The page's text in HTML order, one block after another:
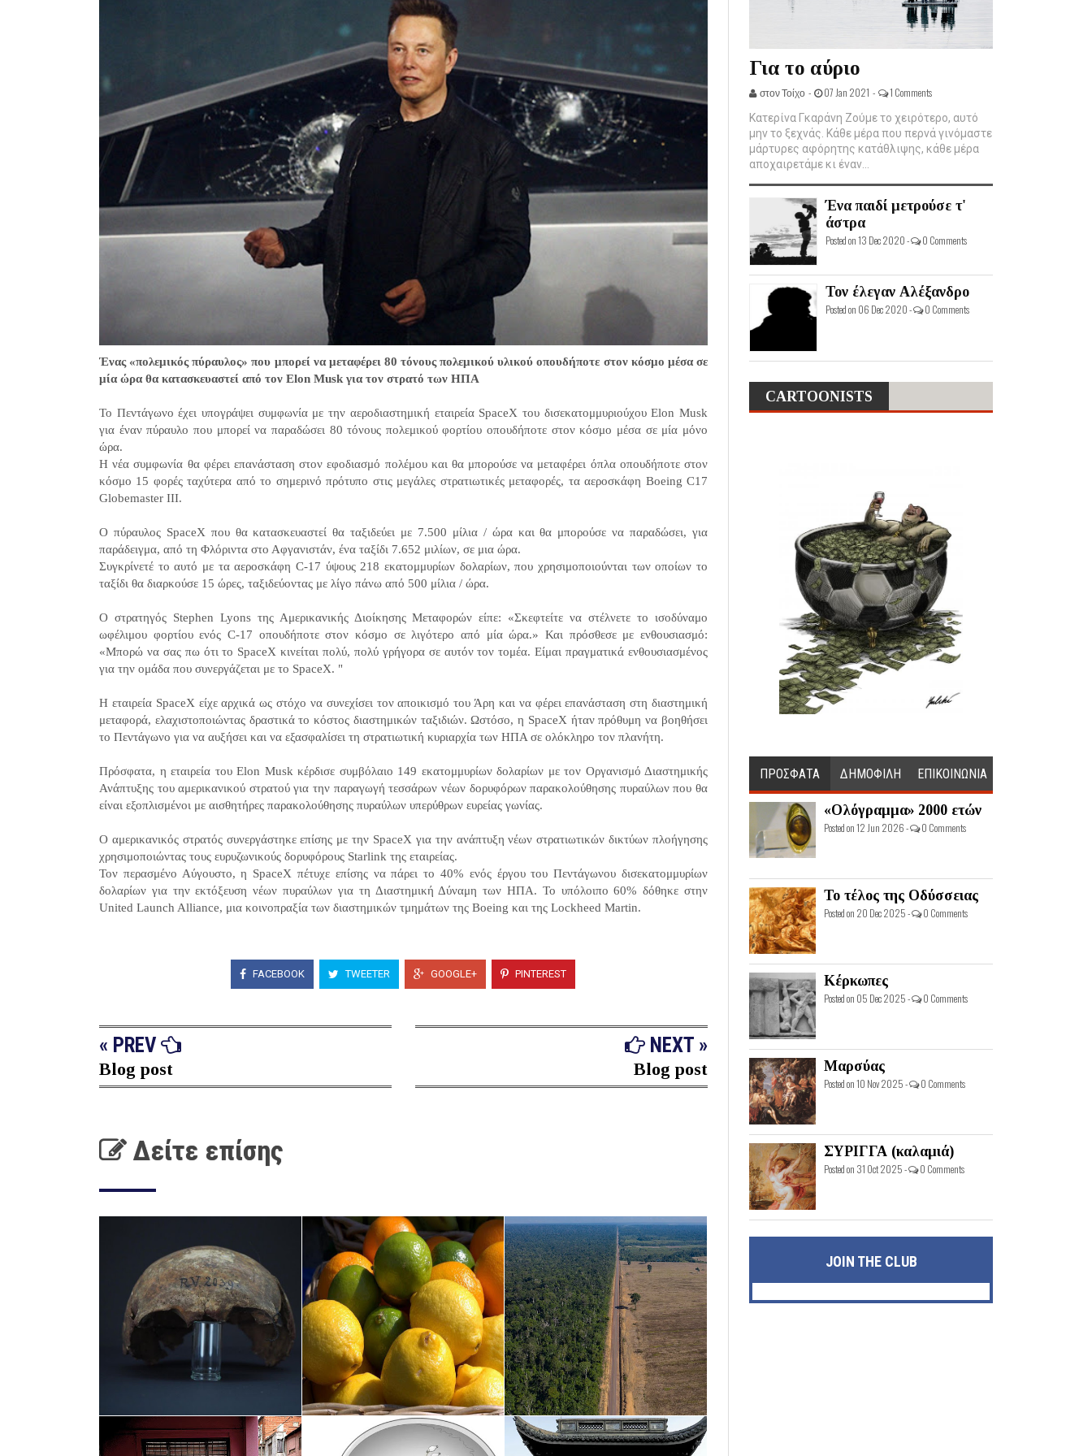
Ένας «πολεμικός πύραυλος» που μπορεί να μεταφέρει 80 τόνους πολεμικού υλικού οπουδήποτε στον κόσμο μέσα σε
μία ώρα θα κατασκευαστεί από τον Elon Musk για τον στρατό των ΗΠΑ
Το Πεντάγωνο έχει υπογράψει συμφωνία με την αεροδιαστημική εταιρεία SpaceX του δισεκατομμυριούχου Elon Musk
για έναν πύραυλο που μπορεί να παραδώσει 80 τόνους πολεμικού φορτίου οπουδήποτε στον κόσμο μέσα σε μία μόνο
ώρα.
Η νέα συμφωνία θα φέρει επανάσταση στον εφοδιασμό πολέμου και θα μπορούσε να μεταφέρει όπλα οπουδήποτε στον
κόσμο 15 φορές ταχύτερα από το σημερινό πρότυπο στις μεγάλες στρατιωτικές μεταφορές, τα αεροσκάφη Boeing C17
Globemaster III.
Ο πύραυλος SpaceX που θα κατασκευαστεί θα ταξιδεύει με 7.500 μίλια / ώρα και θα μπορούσε να παραδώσει, για
παράδειγμα, από τη Φλόριντα στο Αφγανιστάν, ένα ταξίδι 7.652 μιλίων, σε μια ώρα.
Συγκρίνετέ το αυτό με τα αεροσκάφη C-17 ύψους 218 εκατομμυρίων δολαρίων, που χρησιμοποιούνται των οποίων το
ταξίδι θα διαρκούσε 15 ώρες, ταξιδεύοντας με λίγο πάνω από 500 μίλια / ώρα.
Ο στρατηγός Stephen Lyons της Αμερικανικής Διοίκησης Μεταφορών είπε: «Σκεφτείτε να στέλνετε το ισοδύναμο
ωφέλιμου φορτίου ενός C-17 οπουδήποτε στον κόσμο σε λιγότερο από μία ώρα.» Και πρόσθεσε με ενθουσιασμό:
«Μπορώ να σας πω ότι το SpaceX κινείται πολύ, πολύ γρήγορα σε αυτόν τον τομέα. Είμαι πραγματικά ενθουσιασμένος
για την ομάδα που συνεργάζεται με το SpaceX. "
Η εταιρεία SpaceX είχε αρχικά ως στόχο να συνεχίσει τον αποικισμό του Άρη και να φέρει επανάσταση στη διαστημική
μεταφορά, ελαχιστοποιώντας δραστικά το κόστος διαστημικών ταξιδιών. Ωστόσο, η SpaceX ήταν πρόθυμη να βοηθήσει
το Πεντάγωνο για να αυξήσει και να εξασφαλίσει τη στρατιωτική κυριαρχία των ΗΠΑ σε ολόκληρο τον πλανήτη.
Πρόσφατα, η εταιρεία του Elon Musk κέρδισε συμβόλαιο 149 εκατομμυρίων δολαρίων με τον Οργανισμό Διαστημικής
Ανάπτυξης του αμερικανικού στρατού για την παραγωγή τεσσάρων νέων δορυφόρων παρακολούθησης πυραύλων που θα
είναι εξοπλισμένοι με αισθητήρες παρακολούθησης πυραύλων υπερύθρων ευρείας γωνίας.
Ο αμερικανικός στρατός συνεργάστηκε επίσης με την SpaceX για την ανάπτυξη νέων στρατιωτικών δικτύων πλοήγησης
χρησιμοποιώντας τους ευρυζωνικούς δορυφόρους Starlink της εταιρείας.
Τον περασμένο Αύγουστο, η SpaceX πέτυχε επίσης να πάρει το 40% ενός έργου του Πεντάγωνου δισεκατομμυρίων
δολαρίων για την εκτόξευση νέων πυραύλων για τη Διαστημική Δύναμη των ΗΠΑ. Το υπόλοιπο 60% δόθηκε στην
United Launch Alliance, μια κοινοπραξία των διαστημικών τμημάτων της Boeing και της Lockheed Martin.
FACEBOOK TWEETER GOOGLE+ PINTEREST
« PREV
Blog post
NEXT »
Blog post
Δείτε επίσης
Για το αύριο
στον Τοίχο - 07 Jan 2021 - 1 Comments
Κατερίνα Γκαράνη Ζούμε το χειρότερο, αυτό
μην το ξεχνάς. Κάθε μέρα που περνά γινόμαστε
μάρτυρες αφόρητης κατάθλιψης, κάθε μέρα
αποχαιρετάμε κι έναν...
Ένα παιδί μετρούσε τ'
άστρα
Posted on 13 Dec 2020 - 0 Comments
Τον έλεγαν Αλέξανδρο
Posted on 06 Dec 2020 - 0 Comments
CARTOONISTS
ΠΡΟΣΦΑΤΑ ΔΗΜΟΦΙΛΗ ΕΠΙΚΟΙΝΩΝΙΑ
«Ολόγραμμα» 2000 ετών
Posted on 12 Jun 2026 - 0 Comments
Το τέλος της Οδύσσειας
Posted on 20 Dec 2025 - 0 Comments
Κέρκωπες
Posted on 05 Dec 2025 - 0 Comments
Μαρσύας
Posted on 10 Nov 2025 - 0 Comments
ΣΥΡΙΓΓΑ (καλαμιά)
Posted on 31 Oct 2025 - 0 Comments
JOIN THE CLUB